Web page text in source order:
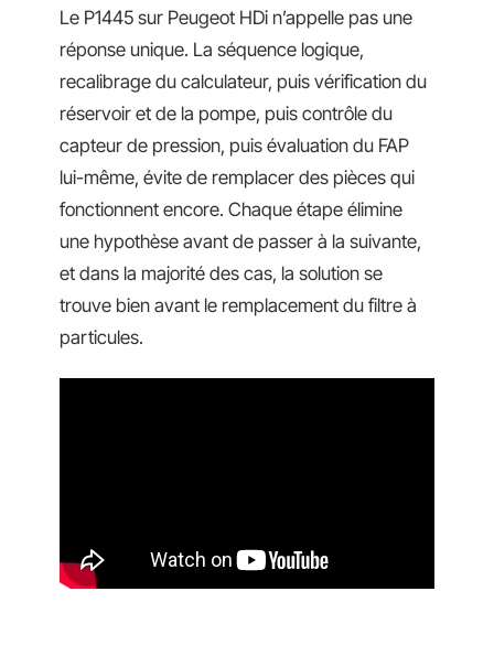
Le P1445 sur Peugeot HDi n’appelle pas une
réponse unique. La séquence logique,
recalibrage du calculateur, puis vérification du
réservoir et de la pompe, puis contrôle du
capteur de pression, puis évaluation du FAP
lui-même, évite de remplacer des pièces qui
fonctionnent encore. Chaque étape élimine
une hypothèse avant de passer à la suivante,
et dans la majorité des cas, la solution se
trouve bien avant le remplacement du filtre à
particules.